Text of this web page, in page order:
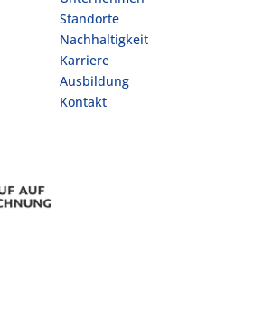
Standorte
Nachhaltigkeit
Karriere
Ausbildung
Kontakt